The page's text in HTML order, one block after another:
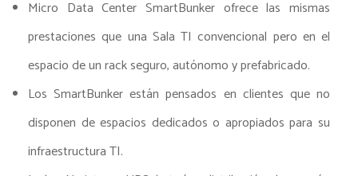
Micro Data Center SmartBunker ofrece las mismas
prestaciones que una Sala TI convencional pero en el
espacio de un rack seguro, autónomo y prefabricado.
Los SmartBunker están pensados en clientes que no
disponen de espacios dedicados o apropiados para su
infraestructura TI.